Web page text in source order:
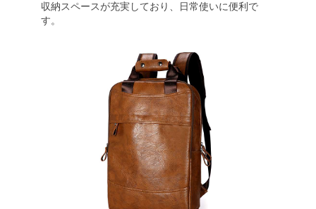
収納スペースが充実しており、日常使いに便利で
す。